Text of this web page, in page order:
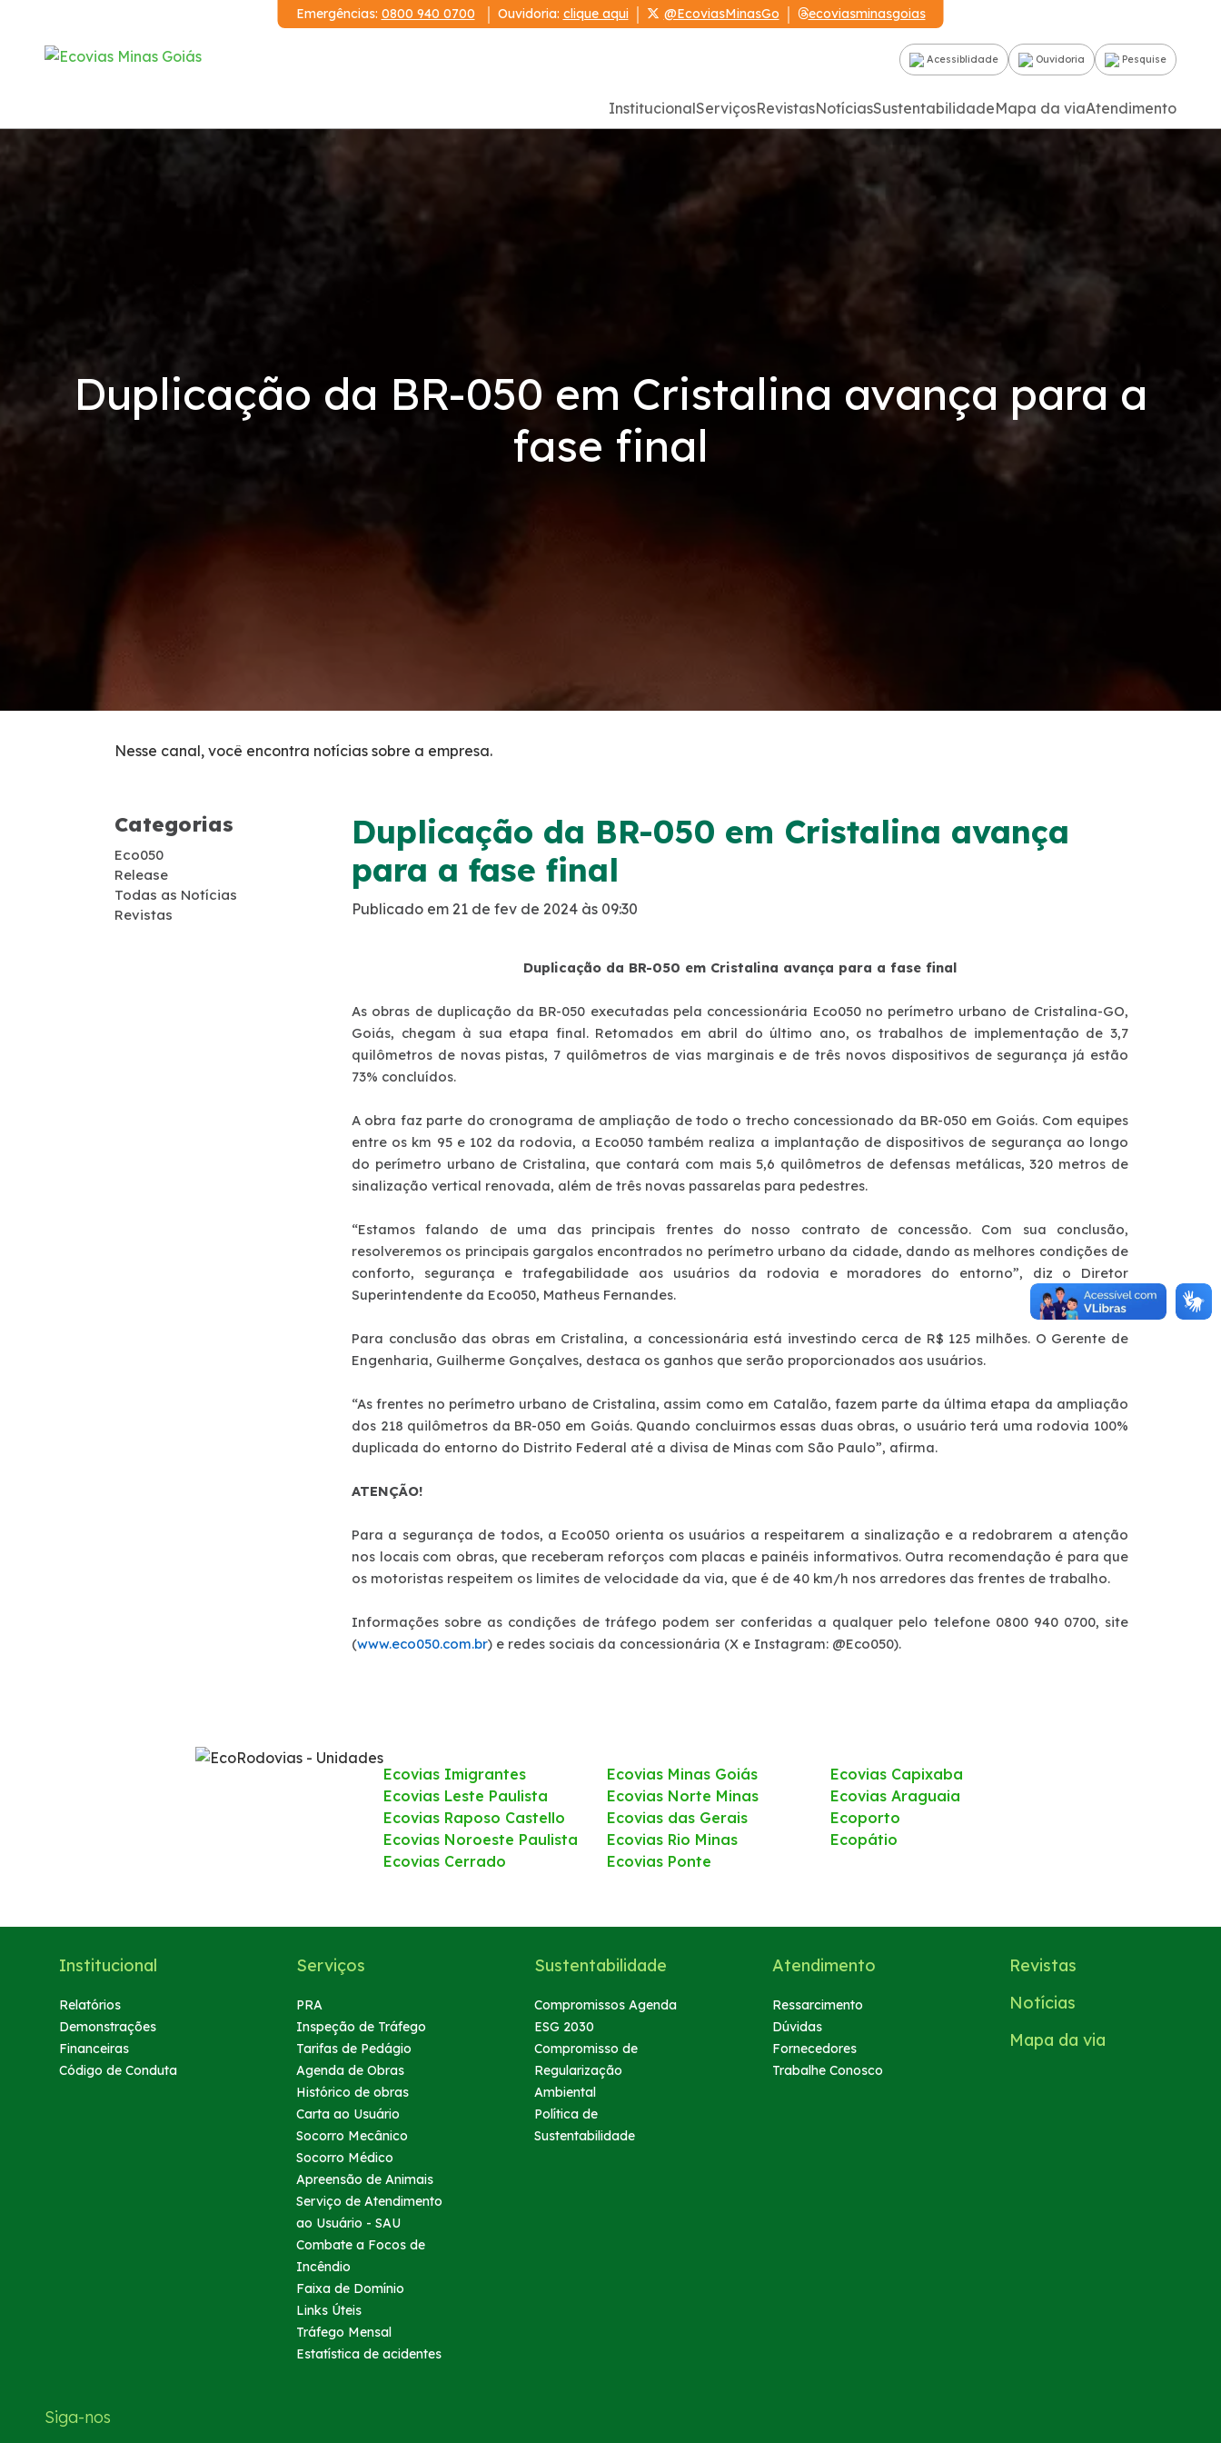
Emergências: 0800 940 0700 Ouvidoria: clique aqui @EcoviasMinasGo ecoviasminasgoias
Acessiblidade Ouvidoria Pesquise
InstitucionalServiçosRevistasNotíciasSustentabilidadeMapa da viaAtendimento
Apreensão de Animais
Serviço de Atendimento ao Usuário - SAU
Duplicação da BR-050 em Cristalina avança para a
fase final
Nesse canal, você encontra notícias sobre a empresa.
Categorias
Eco050
Release
Todas as Notícias
Revistas
Duplicação da BR-050 em Cristalina avança
para a fase final
Publicado em 21 de fev de 2024 às 09:30
Duplicação da BR-050 em Cristalina avança para a fase final
As obras de duplicação da BR-050 executadas pela concessionária Eco050 no perímetro urbano de Cristalina-GO,
Goiás, chegam à sua etapa final. Retomados em abril do último ano, os trabalhos de implementação de 3,7
quilômetros de novas pistas, 7 quilômetros de vias marginais e de três novos dispositivos de segurança já estão
73% concluídos.
A obra faz parte do cronograma de ampliação de todo o trecho concessionado da BR-050 em Goiás. Com equipes
entre os km 95 e 102 da rodovia, a Eco050 também realiza a implantação de dispositivos de segurança ao longo
do perímetro urbano de Cristalina, que contará com mais 5,6 quilômetros de defensas metálicas, 320 metros de
sinalização vertical renovada, além de três novas passarelas para pedestres.
“Estamos falando de uma das principais frentes do nosso contrato de concessão. Com sua conclusão,
resolveremos os principais gargalos encontrados no perímetro urbano da cidade, dando as melhores condições de
conforto, segurança e trafegabilidade aos usuários da rodovia e moradores do entorno”, diz o Diretor
Superintendente da Eco050, Matheus Fernandes.
Para conclusão das obras em Cristalina, a concessionária está investindo cerca de R$ 125 milhões. O Gerente de
Engenharia, Guilherme Gonçalves, destaca os ganhos que serão proporcionados aos usuários.
“As frentes no perímetro urbano de Cristalina, assim como em Catalão, fazem parte da última etapa da ampliação
dos 218 quilômetros da BR-050 em Goiás. Quando concluirmos essas duas obras, o usuário terá uma rodovia 100%
duplicada do entorno do Distrito Federal até a divisa de Minas com São Paulo”, afirma.
ATENÇÃO!
Para a segurança de todos, a Eco050 orienta os usuários a respeitarem a sinalização e a redobrarem a atenção
nos locais com obras, que receberam reforços com placas e painéis informativos. Outra recomendação é para que
os motoristas respeitem os limites de velocidade da via, que é de 40 km/h nos arredores das frentes de trabalho.
Informações sobre as condições de tráfego podem ser conferidas a qualquer pelo telefone 0800 940 0700, site
(www.eco050.com.br) e redes sociais da concessionária (X e Instagram: @Eco050).
Ecovias Imigrantes
Ecovias Leste Paulista
Ecovias Raposo Castello
Ecovias Noroeste Paulista
Ecovias Cerrado
Ecovias Minas Goiás
Ecovias Norte Minas
Ecovias das Gerais
Ecovias Rio Minas
Ecovias Ponte
Ecovias Capixaba
Ecovias Araguaia
Ecoporto
Ecopátio
Institucional
Relatórios
Demonstrações
Financeiras
Código de Conduta
Serviços
PRA
Inspeção de Tráfego
Tarifas de Pedágio
Agenda de Obras
Histórico de obras
Carta ao Usuário
Socorro Mecânico
Socorro Médico
Apreensão de Animais
Serviço de Atendimento
ao Usuário - SAU
Combate a Focos de
Incêndio
Faixa de Domínio
Links Úteis
Tráfego Mensal
Estatística de acidentes
Sustentabilidade
Compromissos Agenda
ESG 2030
Compromisso de
Regularização
Ambiental
Política de
Sustentabilidade
Atendimento
Ressarcimento
Dúvidas
Fornecedores
Trabalhe Conosco
Revistas
Notícias
Mapa da via
Siga-nos